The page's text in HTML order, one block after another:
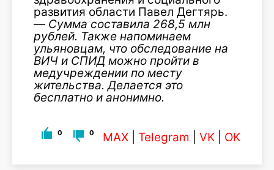
развития области Павел Дегтярь.
— Сумма составила 268,5 млн
рублей. Также напоминаем
ульяновцам, что обследование на
ВИЧ и СПИД можно пройти в
медучреждении по месту
жительства. Делается это
бесплатно и анонимно.
0 0 MAX Telegram VK OK